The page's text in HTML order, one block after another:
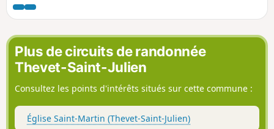
balade permet de découvrir ses environs, sa
halle et son étang.
Plus de circuits de randonnée
Thevet-Saint-Julien
Consultez les points d'intérêts situés sur cette commune :
Église Saint-Martin (Thevet-Saint-Julien)